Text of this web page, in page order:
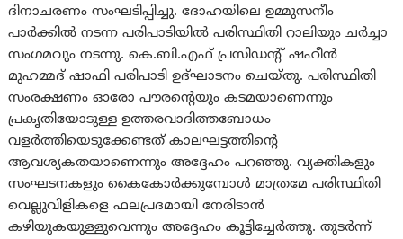
ദിനാചരണം സംഘടിപ്പിച്ചു. ദോഹയിലെ ഉമ്മുസനീം
പാര്‍ക്കില്‍ നടന്ന പരിപാടിയില്‍ പരിസ്ഥിതി റാലിയും ചര്‍ച്ചാ
സംഗമവും നടന്നു. കെ.ബി.എഫ് പ്രസിഡന്റ് ഷഹീന്‍
മുഹമ്മദ് ഷാഫി പരിപാടി ഉദ്ഘാടനം ചെയ്തു. പരിസ്ഥിതി
സംരക്ഷണം ഓരോ പൗരന്റെയും കടമയാണെന്നും
പ്രകൃതിയോടുള്ള ഉത്തരവാദിത്തബോധം
വളര്‍ത്തിയെടുക്കേണ്ടത് കാലഘട്ടത്തിന്റെ
ആവശ്യകതയാണെന്നും അദ്ദേഹം പറഞ്ഞു. വ്യക്തികളും
സംഘടനകളും കൈകോര്‍ക്കുമ്പോള്‍ മാത്രമേ പരിസ്ഥിതി
വെല്ലുവിളികളെ ഫലപ്രദമായി നേരിടാന്‍
കഴിയുകയുള്ളുവെന്നും അദ്ദേഹം കൂട്ടിച്ചേര്‍ത്തു. തുടര്‍ന്ന്